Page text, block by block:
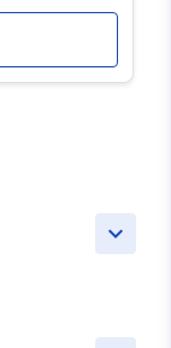
keyboard_arrow_down